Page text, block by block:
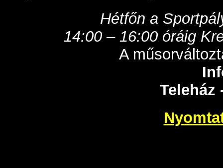
Hétfőn a
14:00 – 16:00 óráig
A
Teleház